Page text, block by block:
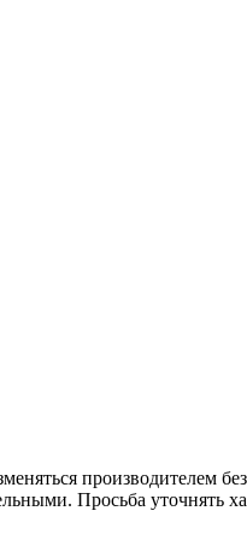
производителем
Просьба уточнять